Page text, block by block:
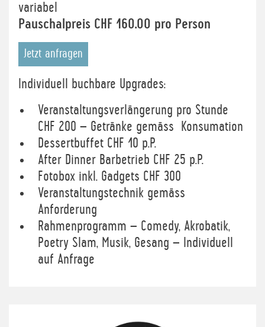
variabel
Pauschalpreis CHF 160.00 pro Person
Jetzt anfragen
Individuell buchbare Upgrades:
Veranstaltungsverlängerung pro Stunde
CHF 200 – Getränke gemäss Konsumation
Dessertbuffet CHF 10 p.P.
After Dinner Barbetrieb CHF 25 p.P.
Fotobox inkl. Gadgets CHF 300
Veranstaltungstechnik gemäss
Anforderung
Rahmenprogramm – Comedy, Akrobatik,
Poetry Slam, Musik, Gesang – Individuell
auf Anfrage